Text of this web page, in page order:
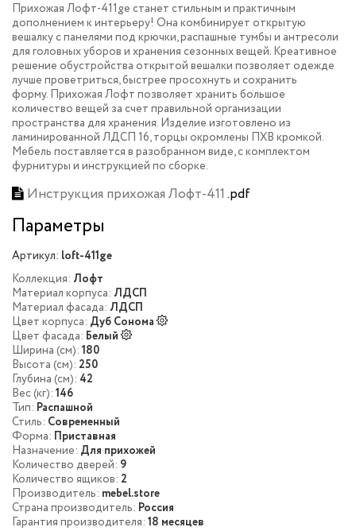
Прихожая Лофт-411ge станет стильным и практичным
дополнением к интерьеру! Она комбинирует открытую
вешалку с панелями под крючки, распашные тумбы и антресоли
для головных уборов и хранения сезонных вещей. Креативное
решение обустройства открытой вешалки позволяет одежде
лучше проветриться, быстрее просохнуть и сохранить
форму. Прихожая Лофт позволяет хранить большое
количество вещей за счет правильной организации
пространства для хранения. Изделие изготовлено из
ламинированной ЛДСП 16, торцы окромлены ПХВ кромкой.
Мебель поставляется в разобранном виде, с комплектом
фурнитуры и инструкцией по сборке.
Инструкция прихожая Лофт-411 .pdf
Параметры
Артикул: loft-411ge
Коллекция: Лофт
Материал корпуса: ЛДСП
Материал фасада: ЛДСП
Цвет корпуса: Дуб Сонома
Цвет фасада: Белый
Ширина (см): 180
Высота (см): 250
Глубина (см): 42
Вес (кг): 146
Тип: Распашной
Стиль: Современный
Форма: Приставная
Назначение: Для прихожей
Количество дверей: 9
Количество ящиков: 2
Производитель: mebel.store
Страна производитель: Россия
Гарантия производителя: 18 месяцев